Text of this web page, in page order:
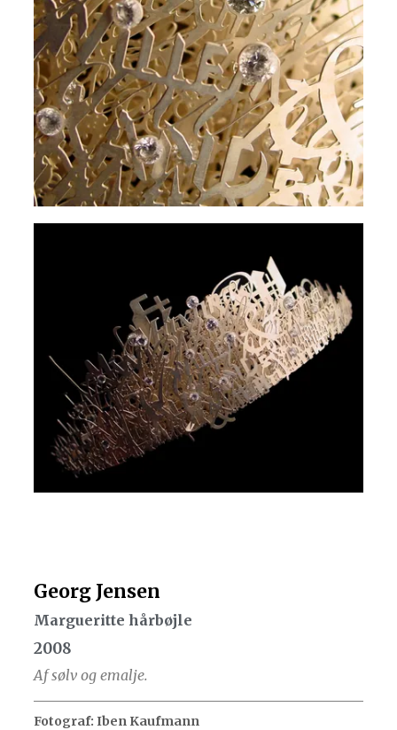
Georg Jensen
Margueritte hårbøjle
2008
Af sølv og emalje.
Fotograf: Iben Kaufmann